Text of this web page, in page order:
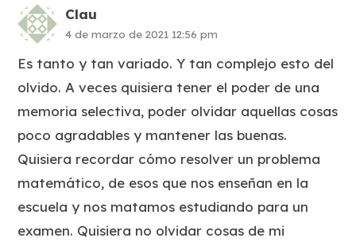
Clau
4 de marzo de 2021 12:56 pm
Es tanto y tan variado. Y tan complejo esto del
olvido. A veces quisiera tener el poder de una
memoria selectiva, poder olvidar aquellas cosas
poco agradables y mantener las buenas.
Quisiera recordar cómo resolver un problema
matemático, de esos que nos enseñan en la
escuela y nos matamos estudiando para un
examen. Quisiera no olvidar cosas de mi